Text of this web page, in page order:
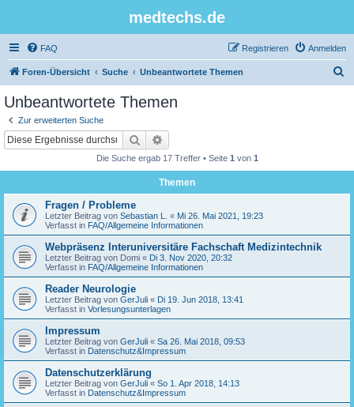
medtechs.de
FAQ Anmelden
Registrieren
Foren-Übersicht Suche Unbeantwortete Themen
Unbeantwortete Themen
Zur erweiterten Suche
Suche
Die Suche ergab 17 Treffer • Seite 1 von 1
Themen
Fragen / Probleme
Letzter Beitrag von Sebastian L. « Mi 26. Mai 2021, 19:23
Verfasst in FAQ/Allgemeine Informationen
Webpräsenz Interuniversitäre Fachschaft Medizintechnik
Letzter Beitrag von Domi « Di 3. Nov 2020, 20:32
Verfasst in FAQ/Allgemeine Informationen
Reader Neurologie
Letzter Beitrag von GerJuli « Di 19. Jun 2018, 13:41
Verfasst in Vorlesungsunterlagen
Impressum
Letzter Beitrag von GerJuli « Sa 26. Mai 2018, 09:53
Verfasst in Datenschutz&Impressum
Datenschutzerklärung
Letzter Beitrag von GerJuli « So 1. Apr 2018, 14:13
Verfasst in Datenschutz&Impressum